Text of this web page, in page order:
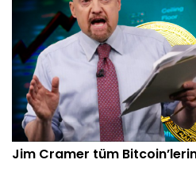
Jim Cramer tüm